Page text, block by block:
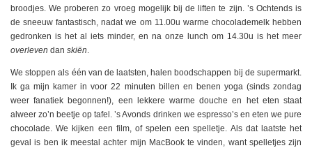
broodjes. We proberen zo vroeg mogelijk bij de liften te zijn. ’s Ochtends is
de sneeuw fantastisch, nadat we om 11.00u warme chocolademelk hebben
gedronken is het al iets minder, en na onze lunch om 14.30u is het meer
overleven dan skiën
We stoppen als één van de laatsten, halen boodschappen bij de supermarkt.
Ik ga mijn kamer in voor 22 minuten billen en benen yoga (sinds zondag
weer fanatiek begonnen!), een lekkere warme douche en het eten staat
alweer zo’n beetje op tafel. ’s Avonds drinken we espresso’s en eten we pure
chocolade. We kijken een film, of spelen een spelletje. Als dat laatste het
geval is ben ik meestal achter mijn MacBook te vinden, want spelletjes zijn